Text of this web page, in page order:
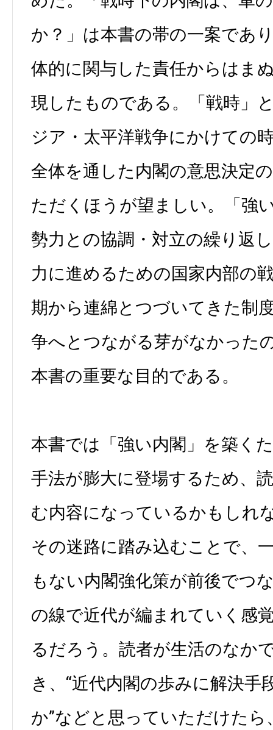
か？」は本書の帯の一案であ
体的に関与した責任からはま
現したものである。「戦時」
ジア・太平洋戦争にかけての
全体を通した内閣の意思決定
ただくほうが望ましい。「強
勢力との協調・対立の繰り返
力に進めるための国家内部の
期から連綿とつづいてきた制
争へとつながる芽がなかった
本書の重要な目的である。
本書では「強い内閣」を築く
手法が膨大に登場するため、
む内容になっているかもしれ
その迷路に踏み込むことで、
もない内閣強化策が前後でつ
の線で近代が編まれていく感
るだろう。読者が生活のなか
き、“近代内閣の歩みに解決手
か”などと思っていただけた